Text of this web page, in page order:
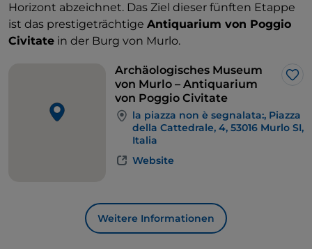
Horizont abzeichnet. Das Ziel dieser fünften Etappe
ist das prestigeträchtige Antiquarium von Poggio
Civitate in der Burg von Murlo.
Archäologisches Museum
von Murlo – Antiquarium
von Poggio Civitate
la piazza non è segnalata:, Piazza
della Cattedrale, 4, 53016 Murlo SI,
Italia
Website
Weitere Informationen